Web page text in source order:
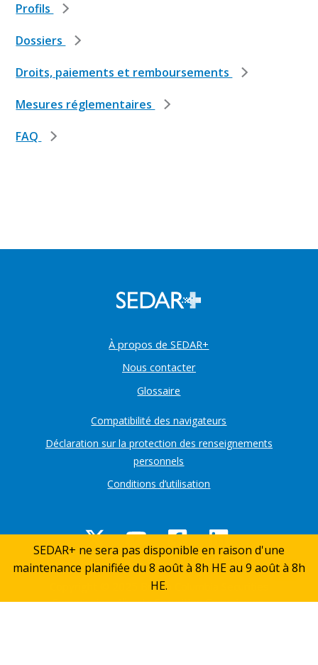
Profils
Dossiers
Droits, paiements et remboursements
Mesures réglementaires
FAQ
À propos de SEDAR+
Nous contacter
Glossaire
Compatibilité des navigateurs
Déclaration sur la protection des renseignements
personnels
Conditions d’utilisation
Copyright © 2025 British Columbia Securities
Commission, Alberta Securities Commission,
SEDAR+ ne sera pas disponible en raison d'une
maintenance planifiée du 8 août à 8h HE au 9 août à 8h
HE.
en